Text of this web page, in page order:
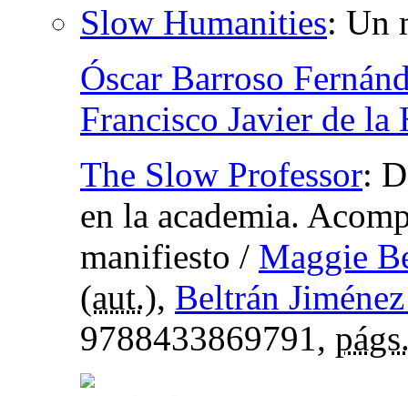
Slow Humanities: Un
Óscar Barroso
Francisco Javier de la
The Slow Professor:
en la academia.
manifiesto / Maggie
(aut.), Beltrán
9788433869791,